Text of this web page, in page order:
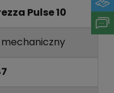
Pulse 10